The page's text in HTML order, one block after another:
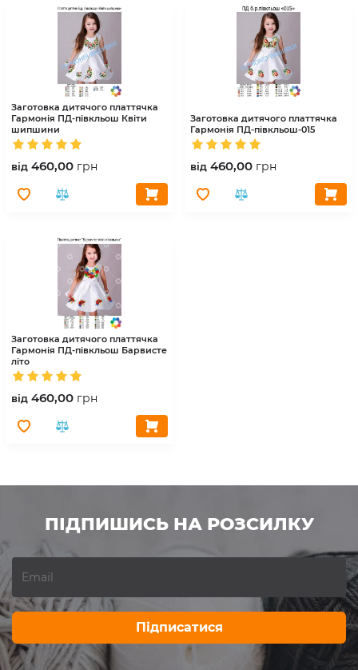
Заготовка дитячого платтячка
Гармонія ПД-півкльош Квіти
шипшини
вiд 460,00 грн
Заготовка дитячого платтячка
Гармонія ПД-півкльош-015
вiд 460,00 грн
Заготовка дитячого платтячка
Гармонія ПД-півкльош Барвисте
літо
вiд 460,00 грн
ПІДПИШИСЬ НА РОЗСИЛКУ
Підписатися